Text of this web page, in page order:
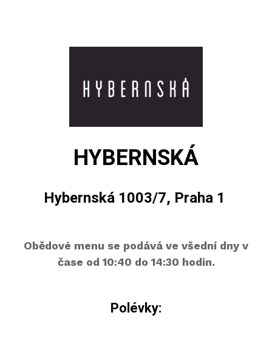
HYBERNSKÁ
Hybernská 1003/7, Praha 1
Obědové menu se podává ve všední dny v
čase od 10:40 do 14:30 hodin.
Polévky: